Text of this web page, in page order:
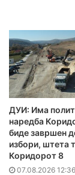
ДУИ: Има
наредба
биде завршен
избори, штета
Коридорот 8
07.08.2026 12:36